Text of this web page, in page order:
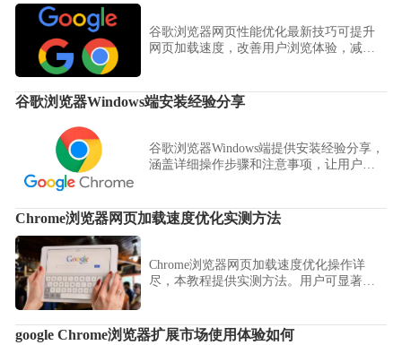
谷歌浏览器网页性能优化最新技巧可提升
网页加载速度，改善用户浏览体验，减少
谷歌浏览器Windows端安装经验分享
谷歌浏览器Windows端提供安装经验分享，
涵盖详细操作步骤和注意事项，让用户高
Chrome浏览器网页加载速度优化实测方法
Chrome浏览器网页加载速度优化操作详
尽，本教程提供实测方法。用户可显著提
google Chrome浏览器扩展市场使用体验如何